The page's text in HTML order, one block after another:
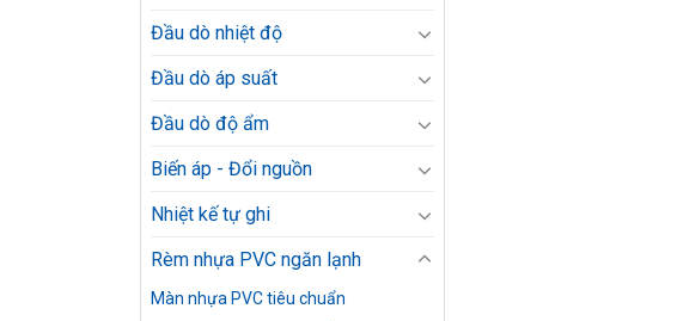
Đầu dò nhiệt độ
Đầu dò áp suất
Đầu dò độ ẩm
Biến áp - Đổi nguồn
Nhiệt kế tự ghi
Rèm nhựa PVC ngăn lạnh
Màn nhựa PVC tiêu chuẩn